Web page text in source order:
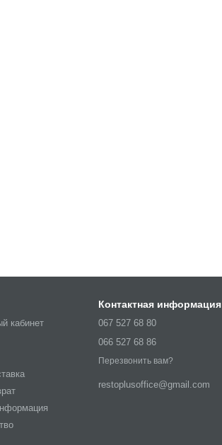
кабинет
Контактная информация
067 527 68 80
066 527 68 86
Перезвонить вам?
restoplusoffice@gmail.com